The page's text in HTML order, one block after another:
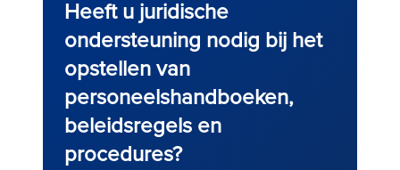
Heeft u juridische
ondersteuning nodig bij het
opstellen van
personeelshandboeken,
beleidsregels en
procedures?